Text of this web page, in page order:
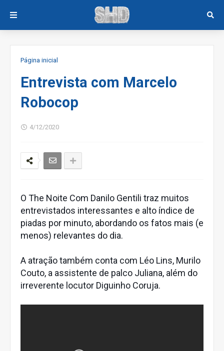
Página inicial
Entrevista com Marcelo
Robocop
4/12/2020
O The Noite Com Danilo Gentili traz muitos
entrevistados interessantes e alto índice de
piadas por minuto, abordando os fatos mais (e
menos) relevantes do dia.
A atração também conta com Léo Lins, Murilo
Couto, a assistente de palco Juliana, além do
irreverente locutor Diguinho Coruja.